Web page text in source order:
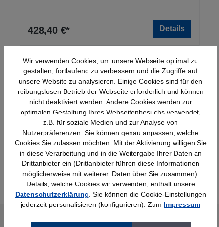
428,40 €* Details
Schnelle Lieferung Topmarken
Faire Preise
Erfahrung
Bewährt seit 1958
Kostenlose Beratung
(04205) 635940
Wir verwenden Cookies, um unsere Webseite optimal zu
gestalten, fortlaufend zu verbessern und die Zugriffe auf
unsere Website zu analysieren. Einige Cookies sind für den
reibungslosen Betrieb der Webseite erforderlich und können
nicht deaktiviert werden. Andere Cookies werden zur
optimalen Gestaltung Ihres Webseitenbesuchs verwendet,
z.B. für soziale Medien und zur Analyse von
Nutzerpräferenzen. Sie können genau anpassen, welche
Cookies Sie zulassen möchten. Mit der Aktivierung willigen Sie
in diese Verarbeitung und in die Weitergabe Ihrer Daten an
Drittanbieter ein (Drittanbieter führen diese Informationen
möglicherweise mit weiteren Daten über Sie zusammen).
Details, welche Cookies wir verwenden, enthält unsere
Datenschutzerklärung . Sie können die Cookie-Einstellungen
jederzeit personalisieren (konfigurieren). Zum Impressum